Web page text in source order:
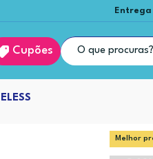
Cupões
Melhor